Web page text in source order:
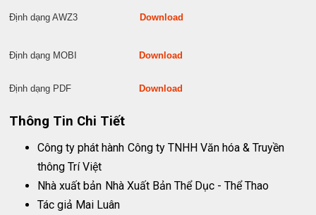
Định dạng AWZ3 Download
Định dạng MOBI Download
Định dạng PDF Download
Thông Tin Chi Tiết
Công ty phát hành Công ty TNHH Văn hóa & Truyền
thông Trí Việt
Nhà xuất bản Nhà Xuất Bản Thể Dục - Thể Thao
Tác giả Mai Luân